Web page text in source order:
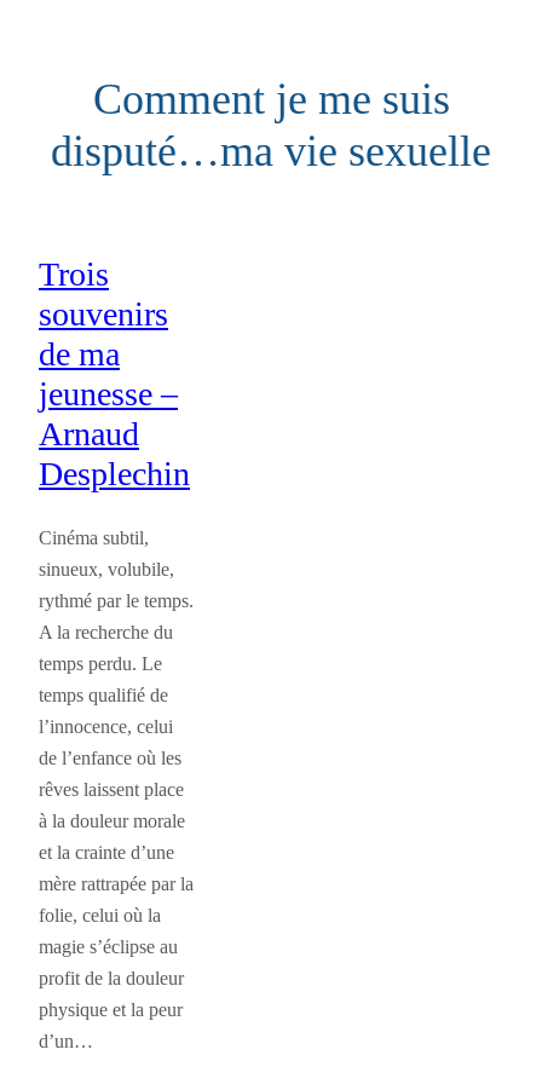
Comment je me suis
disputé…ma vie sexuelle
Trois
souvenirs
de ma
jeunesse –
Arnaud
Desplechin
Cinéma subtil,
sinueux, volubile,
rythmé par le temps.
A la recherche du
temps perdu. Le
temps qualifié de
l’innocence, celui
de l’enfance où les
rêves laissent place
à la douleur morale
et la crainte d’une
mère rattrapée par la
folie, celui où la
magie s’éclipse au
profit de la douleur
physique et la peur
d’un…